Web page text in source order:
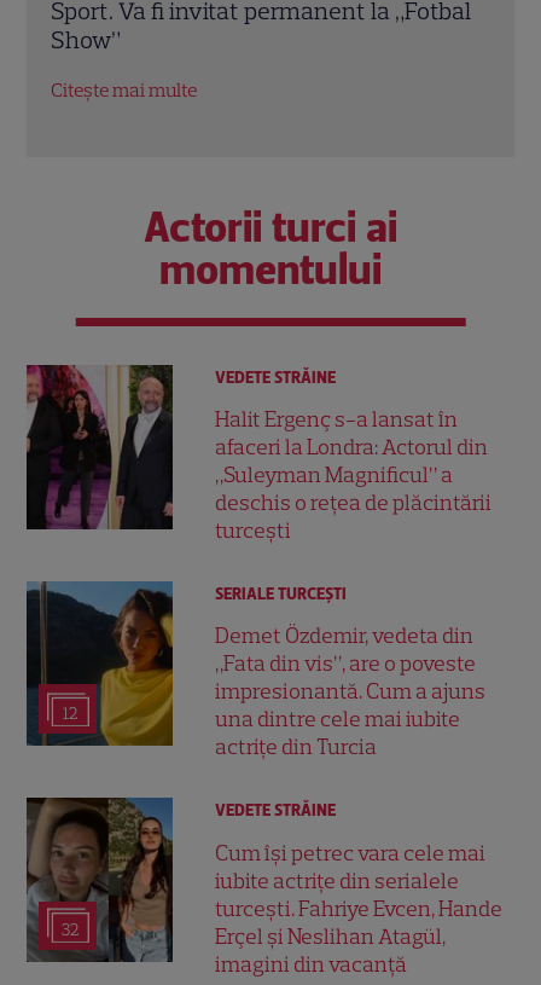
Universității Craiova și Universității Cluj
din cupele europene. Programul complet
Actorii turci ai
momentului
VEDETE STRĂINE
Halit Ergenç s-a lansat în
afaceri la Londra: Actorul din
„Suleyman Magnificul” a
deschis o rețea de plăcintării
turcești
12
SERIALE TURCEŞTI
Demet Özdemir, vedeta din
„Fata din vis”, are o poveste
impresionantă. Cum a ajuns
una dintre cele mai iubite
actrițe din Turcia
32
VEDETE STRĂINE
Cum își petrec vara cele mai
iubite actrițe din serialele
turcești. Fahriye Evcen, Hande
Erçel și Neslihan Atagül,
imagini din vacanță